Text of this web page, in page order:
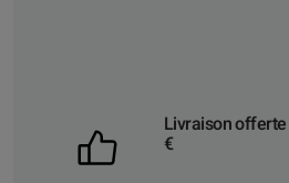
Livraison
€